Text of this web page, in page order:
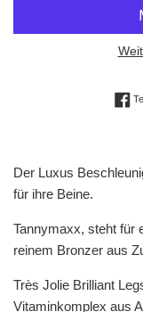
Der Luxus
für ihre Beine.
Tannymaxx, steht für
reinem Bronzer aus
Très Jolie Brilliant
Vitaminkomplex aus